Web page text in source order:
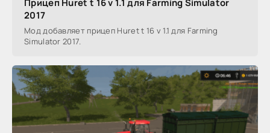
Прицеп Huret t 16 v 1.1 для Farming Simulator
2017
Мод добавляет прицеп Huret t 16 v 1.1 для Farming
Simulator 2017.